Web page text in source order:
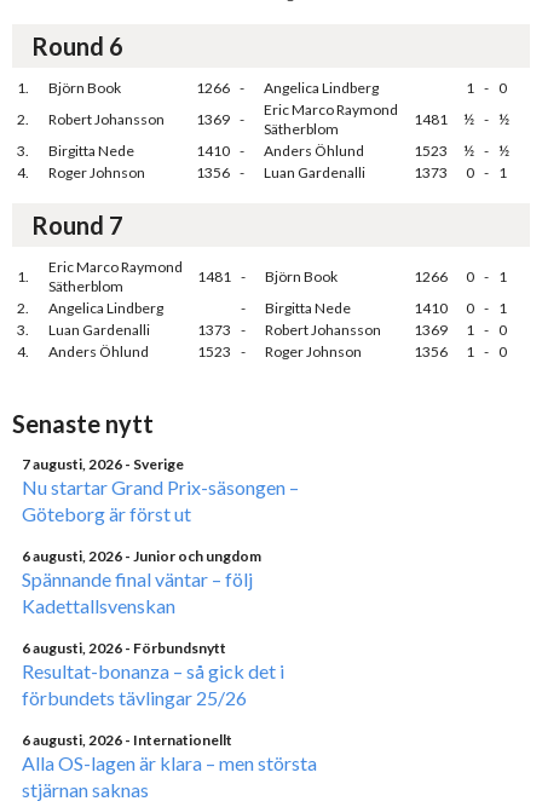
Round 6
1. Björn Book 1266 - Angelica Lindberg 1 - 0
2.
Robert Johansson 1369 -
Eric Marco Raymond
Sätherblom
1481 ½ - ½
3.
Birgitta Nede 1410 - Anders Öhlund 1523 ½ - ½
4.
Roger Johnson 1356 - Luan Gardenalli 1373 0 - 1
Round 7
1.
Eric Marco Raymond
Sätherblom
1481 - Björn Book 1266 0 - 1
2.
Angelica Lindberg - Birgitta Nede 1410 0 - 1
3.
Luan Gardenalli 1373 - Robert Johansson 1369 1 - 0
4.
Anders Öhlund 1523 - Roger Johnson 1356 1 - 0
Senaste nytt
7 augusti, 2026 - Sverige
Nu startar Grand Prix-säsongen –
Göteborg är först ut
6 augusti, 2026 - Junior och ungdom
Spännande final väntar – följ
Kadettallsvenskan
6 augusti, 2026 - Förbundsnytt
Resultat-bonanza – så gick det i
förbundets tävlingar 25/26
6 augusti, 2026 - Internationellt
Alla OS-lagen är klara – men största
stjärnan saknas